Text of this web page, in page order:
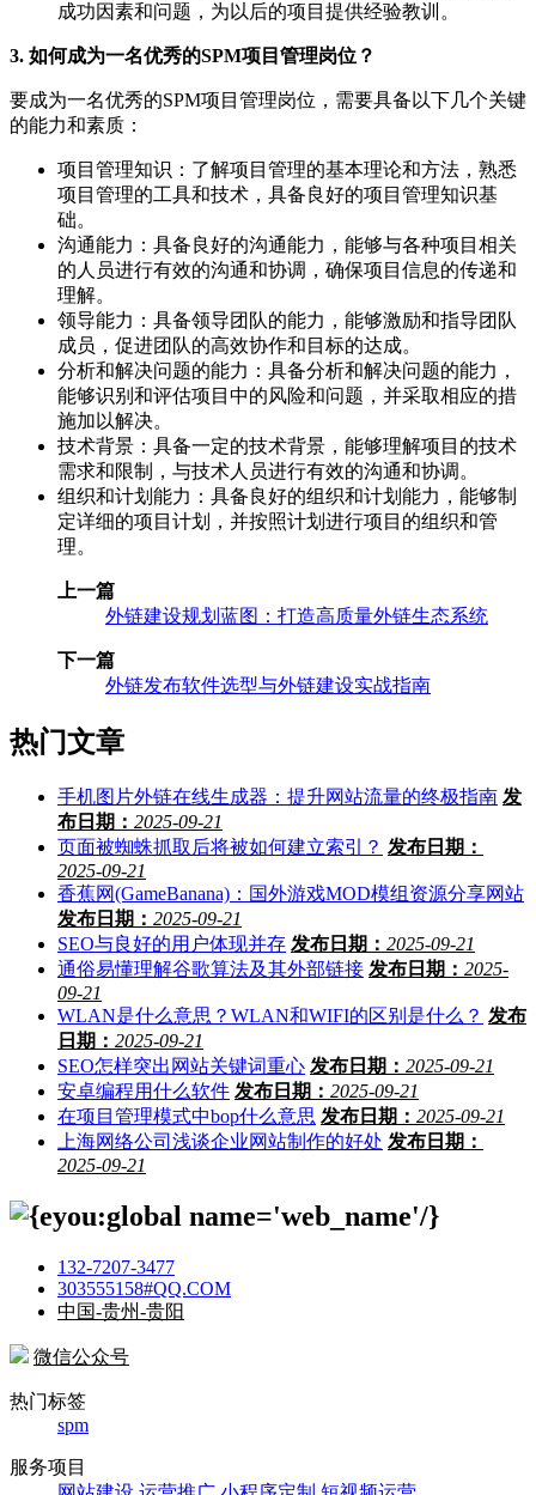
成功因素和问题，为以后的项目提供经验教训。
3. 如何成为一名优秀的SPM项目管理岗位？
要成为一名优秀的SPM项目管理岗位，需要具备以下几个关键
的能力和素质：
项目管理知识：了解项目管理的基本理论和方法，熟悉
项目管理的工具和技术，具备良好的项目管理知识基
础。
沟通能力：具备良好的沟通能力，能够与各种项目相关
的人员进行有效的沟通和协调，确保项目信息的传递和
理解。
领导能力：具备领导团队的能力，能够激励和指导团队
成员，促进团队的高效协作和目标的达成。
分析和解决问题的能力：具备分析和解决问题的能力，
能够识别和评估项目中的风险和问题，并采取相应的措
施加以解决。
技术背景：具备一定的技术背景，能够理解项目的技术
需求和限制，与技术人员进行有效的沟通和协调。
组织和计划能力：具备良好的组织和计划能力，能够制
定详细的项目计划，并按照计划进行项目的组织和管
理。
上一篇
外链建设规划蓝图：打造高质量外链生态系统
下一篇
外链发布软件选型与外链建设实战指南
热门文章
手机图片外链在线生成器：提升网站流量的终极指南 发
布日期： 2025-09-21
页面被蜘蛛抓取后将被如何建立索引？ 发布日期：
2025-09-21
香蕉网(GameBanana)：国外游戏MOD模组资源分享网站
发布日期： 2025-09-21
SEO与良好的用户体现并存 发布日期： 2025-09-21
通俗易懂理解谷歌算法及其外部链接 发布日期： 2025-
09-21
WLAN是什么意思？WLAN和WIFI的区别是什么？ 发布
日期： 2025-09-21
SEO怎样突出网站关键词重心 发布日期： 2025-09-21
安卓编程用什么软件 发布日期： 2025-09-21
在项目管理模式中bop什么意思 发布日期： 2025-09-21
上海网络公司浅谈企业网站制作的好处 发布日期：
2025-09-21
132-7207-3477
303555158#QQ.COM
中国-贵州-贵阳
微信公众号
热门标签
spm
服务项目